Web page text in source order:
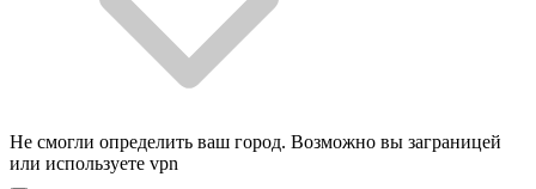
Не смогли определить ваш город. Возможно вы заграницей
или используете vpn